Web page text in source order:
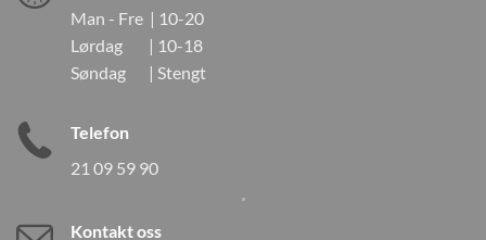
Man - Fre | 10-20
Lørdag | 10-18
Søndag | Stengt
Telefon
21 09 59 90
Kontakt oss